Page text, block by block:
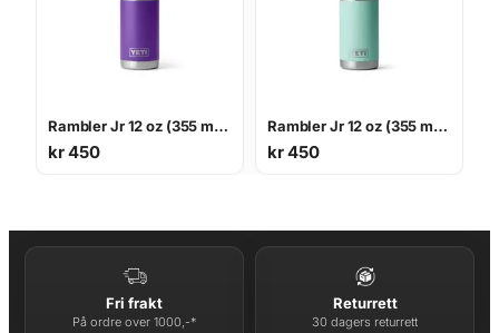
Rambler Jr 12 oz (355 ml) Kids’ Bottle
kr450
Rambler Jr 12 oz (355 ml) Kids’ Bottle
kr450
Fri frakt
På ordre over 1000,-*
Returrett
30 dagers returrett